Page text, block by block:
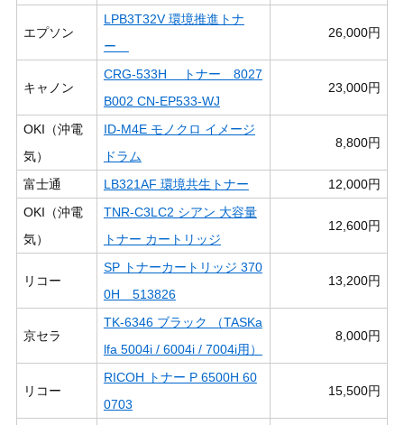
エプソン
LPB3T32V 環境推進トナ
ー
26,000円
キャノン
CRG-533H トナー 8027
B002 CN-EP533-WJ
23,000円
OKI（沖電
気）
ID-M4E モノクロ イメージ
ドラム
8,800円
富士通 LB321AF 環境共生トナー
12,000円
OKI（沖電
気）
TNR-C3LC2 シアン 大容量
トナー カートリッジ
12,600円
リコー
SP トナーカートリッジ 370
0H 513826
13,200円
京セラ
TK-6346 ブラック （TASKa
lfa 5004i / 6004i / 7004i用）
8,000円
リコー
RICOH トナー P 6500H 60
0703
15,500円